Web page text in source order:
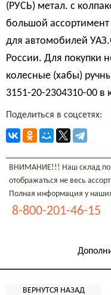
(РУСЬ) метал. с
большой ассортимент
для автомобилей
России. Для покупки
колесные (хабы)
3151-20-2304310-00 в
Поделиться в соцсетях:
ВНИМАНИЕ!!! Наш склад
отображаться не весь
Полная информация у наших
8-800-201-46-15